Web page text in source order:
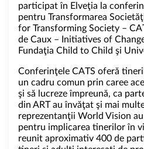
participat în Elveţia la
pentru Transformarea
for Transforming Society –
de Caux – Initiatives of
Fundaţia Child to Child şi
Conferinţele CATS oferă
un cadru comun prin caree
şi să lucreze împreună, ca
din ART au învăţat şi mai
reprezentanţii World Vision
pentru implicarea tinerilor în
reunit aproximativ 400 de